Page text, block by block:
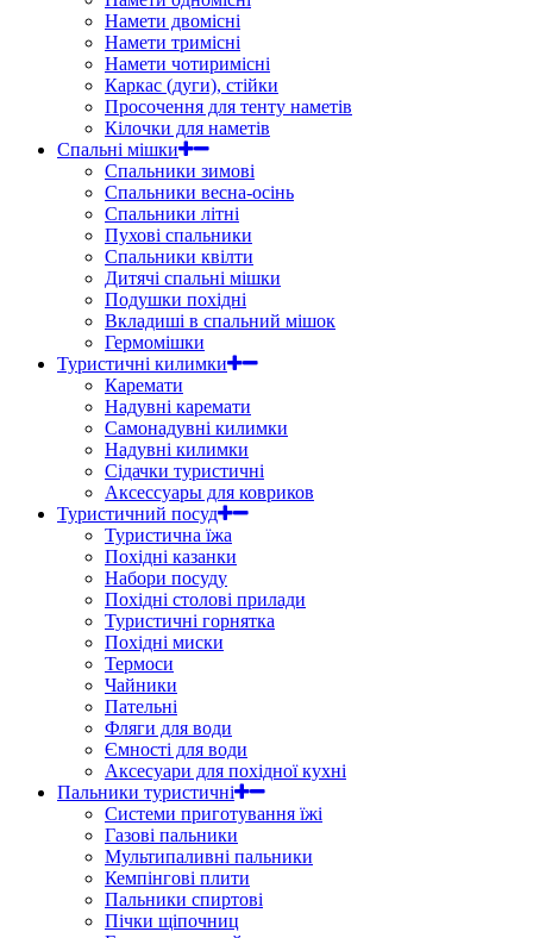
Намети двомісні
Намети тримісні
Намети чотиримісні
Каркас (дуги), стійки
Просочення для тенту наметів
Кілочки для наметів
Спальні мішки
Спальники зимові
Спальники весна-осінь
Спальники літні
Пухові спальники
Спальники квілти
Дитячі спальні мішки
Подушки похідні
Вкладиші в спальний мішок
Гермомішки
Туристичні килимки
Каремати
Надувні каремати
Самонадувні килимки
Надувні килимки
Сідачки туристичні
Аксессуары для ковриков
Туристичний посуд
Туристична їжа
Похідні казанки
Набори посуду
Похідні столові прилади
Туристичні горнятка
Похідні миски
Термоси
Чайники
Пательні
Фляги для води
Ємності для води
Аксесуари для похідної кухні
Пальники туристичні
Системи приготування їжі
Газові пальники
Мультипаливні пальники
Кемпінгові плити
Пальники спиртові
Пічки щіпочниц